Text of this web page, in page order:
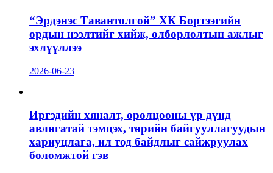
“Эрдэнэс Тавантолгой” ХК Бортээгийн
ордын нээлтийг хийж, олборлолтын ажлыг
эхлүүллээ
2026-06-23
Иргэдийн хяналт, оролцооны үр дүнд
авлигатай тэмцэх, төрийн байгууллагуудын
хариуцлага, ил тод байдлыг сайжруулах
боломжтой гэв